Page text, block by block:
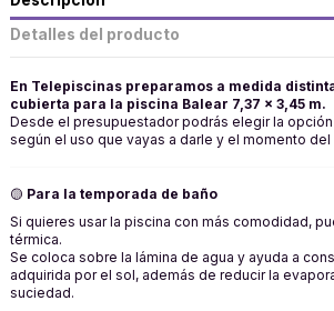
Detalles del producto
En Telepiscinas preparamos a medida
cubierta para la piscina Balear 7,37 x 3,45 m.
Desde el presupuestador podrás elegir la
según el uso que vayas a darle y el momento del
🟡 Para la temporada de baño
Si quieres usar la piscina con más comodidad,
térmica.
Se coloca sobre la lámina de agua y ayuda a
adquirida por el sol, además de reducir la
suciedad.